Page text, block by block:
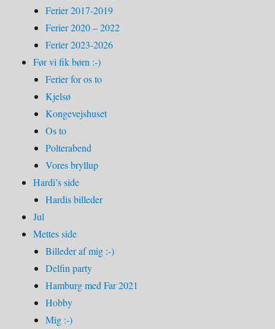
Ferier 2017-2019
Ferier 2020 – 2022
Ferier 2023-2026
Før vi fik børn :-)
Ferier for os to
Kjelsø
Kongevejshuset
Os to
Polterabend
Vores bryllup
Hardi’s side
Hardis billeder
Jul
Mettes side
Billeder af mig :-)
Delfin party
Hamburg med Far 2021
Hobby
Mig :-)